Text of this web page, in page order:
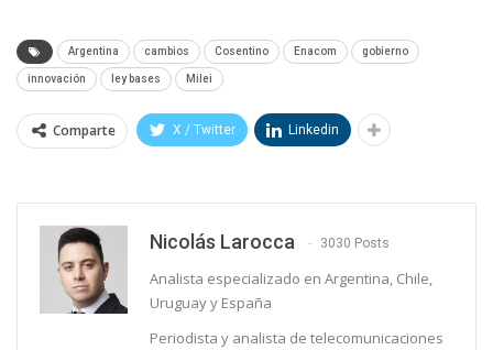
Argentina cambios Cosentino Enacom gobierno
innovación ley bases Milei
Comparte X / Twitter Linkedin
Nicolás Larocca 3030 Posts
Analista especializado en Argentina, Chile,
Uruguay y España
Periodista y analista de telecomunicaciones